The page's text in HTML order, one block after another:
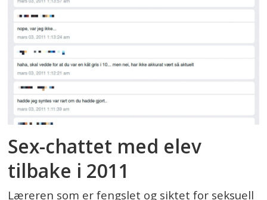
Sex-chattet med elev
tilbake i 2011
Læreren som er fengslet og siktet for seksuell